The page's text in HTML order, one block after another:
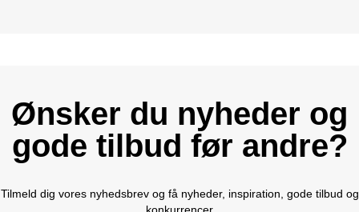
Ønsker du nyheder og
gode tilbud før andre?
Tilmeld dig vores nyhedsbrev og få nyheder, inspiration, gode tilbud og
konkurrencer